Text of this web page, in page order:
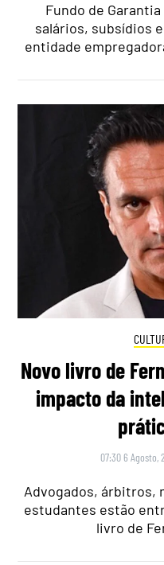
Fundo de
salários, subsídios
entidade
Novo livro de
impacto da
07:30 6 Agosto,
Advogados, árbitros,
estudantes estão
livro de